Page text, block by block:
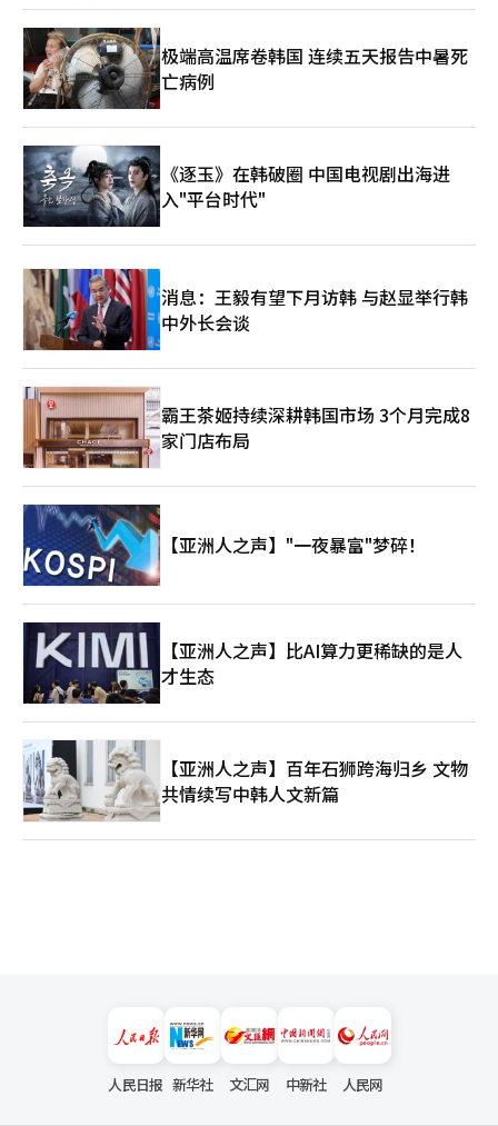
极端高温席卷韩国 连续五天报告中暑死
亡病例
《逐玉》在韩破圈 中国电视剧出海进
入"平台时代"
消息：王毅有望下月访韩 与赵显举行韩
中外长会谈
霸王茶姬持续深耕韩国市场 3个月完成8
家门店布局
【亚洲人之声】"一夜暴富"梦碎！
【亚洲人之声】比AI算力更稀缺的是人
才生态
【亚洲人之声】百年石狮跨海归乡 文物
共情续写中韩人文新篇
人民日报 新华社 文汇网 中新社 人民网